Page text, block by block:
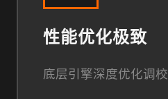
性能优化极致
底层引擎深度优化调校